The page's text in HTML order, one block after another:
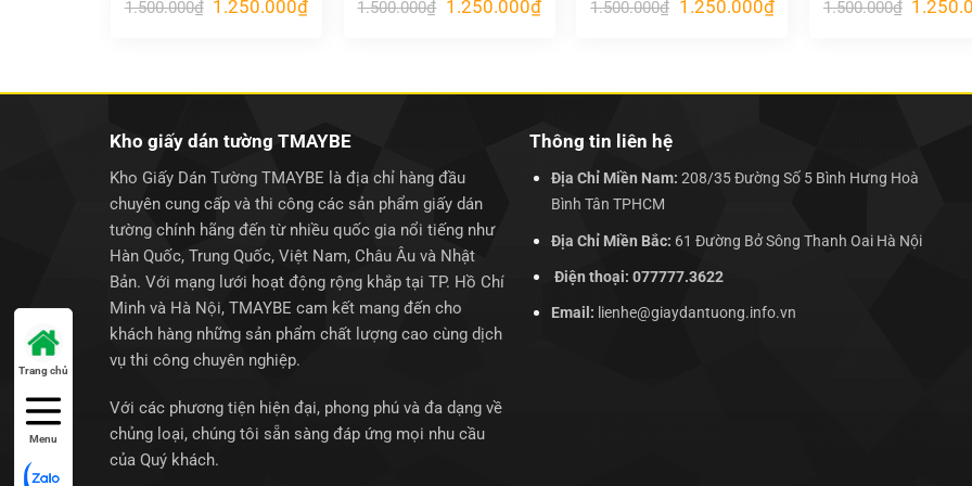
1.500.000₫ Giá
1.250.000₫Giá
1.500.000₫ Giá
1.250.000₫Giá
hiện
1.500.000₫ Giá
1.250.000₫Giá
hiện
1.500.000₫ Giá
Kho giấy dán tường TMAYBE
Kho Giấy Dán Tường TMAYBE là địa chỉ hàng đầu
chuyên cung cấp và thi công các sản phẩm giấy dán
tường chính hãng đến từ nhiều quốc gia nổi tiếng như
Hàn Quốc, Trung Quốc, Việt Nam, Châu Âu và Nhật
Bản. Với mạng lưới hoạt động rộng khắp tại TP. Hồ Chí
Minh và Hà Nội, TMAYBE cam kết mang đến cho
khách hàng những sản phẩm chất lượng cao cùng dịch
vụ thi công chuyên nghiệp.
Với các phương tiện hiện đại, phong phú và đa dạng về
chủng loại, chúng tôi sẵn sàng đáp ứng mọi nhu cầu
của Quý khách.
Thông tin liên hệ
Địa Chỉ Miền Nam: 208/35 Đường Số 5 Bình Hưng Hoà
Bình Tân TPHCM
Địa Chỉ Miền Bắc: 61 Đường Bở Sông Thanh Oai Hà Nội
Điện thoại: 077777.3622
Email: lienhe@giaydantuong.info.vn
Trang chủ
Menu